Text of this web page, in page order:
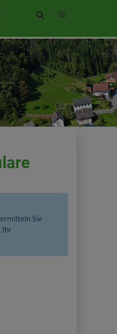
Site
toggle
Sie
Ihr